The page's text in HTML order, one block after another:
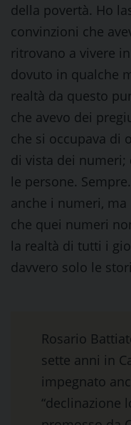
della povertà. Ho
convinzioni che
ritrovano a vivere
dovuto in qualche
realtà da questo
che avevo dei
che si occupava di
di vista dei numeri;
le persone.
anche i numeri,
che quei numeri
la realtà di tutti i
davvero solo le
Rosario
sette anni in
impegnato
“declinazione